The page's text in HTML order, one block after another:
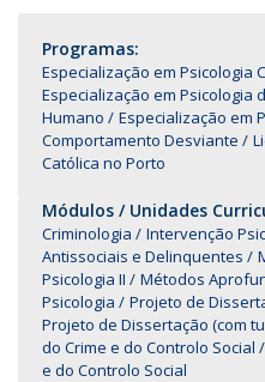
Programas:
Especialização em Psicologia
Especialização em Psicologia
Humano
Especialização em
Comportamento Desviante
Católica no Porto
Módulos / Unidades
Criminologia
Intervenção
Antissociais e Delinquentes
Psicologia II
Métodos
Psicologia
Projeto de
Projeto de Dissertação (com
do Crime e do Controlo Social
e do Controlo Social